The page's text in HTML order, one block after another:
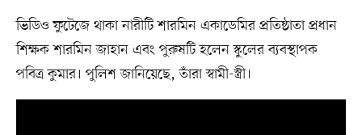
ভিডিও ফুটেজে থাকা নারীটি শারমিন একাডেমির প্রতিষ্ঠাতা প্রধান
শিক্ষক শারমিন জাহান এবং পুরুষটি হলেন স্কুলের ব্যবস্থাপক
পবিত্র কুমার। পুলিশ জানিয়েছে, তাঁরা স্বামী-স্ত্রী।